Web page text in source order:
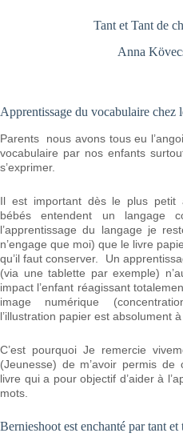
Tant et Tant de
Anna
Apprentissage du vocabulaire chez
Parents nous avons tous eu
vocabulaire par nos enfants
s’exprimer.
Il est important dès le plus petit
bébés entendent un langage
l’apprentissage du langage je
n’engage que moi) que le livre
qu’il faut conserver. Un
(via une tablette par exemple)
impact l’enfant réagissant
image numérique
l’illustration papier est absolument
C’est pourquoi Je remercie
(Jeunesse) de m’avoir permis de
livre qui a pour objectif d’aider à
mots.
Bernieshoot est enchanté par tant